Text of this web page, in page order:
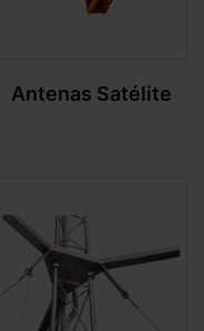
Antenas Satélite